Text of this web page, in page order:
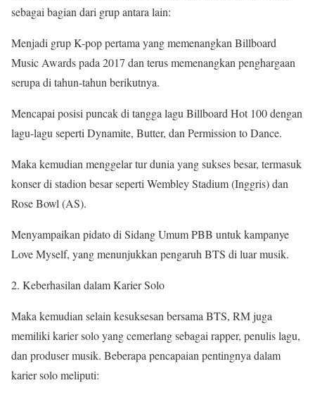
sebagai bagian dari grup antara lain:
Menjadi grup K-pop pertama yang memenangkan Billboard
Music Awards pada 2017 dan terus memenangkan penghargaan
serupa di tahun-tahun berikutnya.
Mencapai posisi puncak di tangga lagu Billboard Hot 100 dengan
lagu-lagu seperti Dynamite, Butter, dan Permission to Dance.
Maka kemudian menggelar tur dunia yang sukses besar, termasuk
konser di stadion besar seperti Wembley Stadium (Inggris) dan
Rose Bowl (AS).
Menyampaikan pidato di Sidang Umum PBB untuk kampanye
Love Myself, yang menunjukkan pengaruh BTS di luar musik.
Keberhasilan dalam Karier Solo
Maka kemudian selain kesuksesan bersama BTS, RM juga
memiliki karier solo yang cemerlang sebagai rapper, penulis lagu,
dan produser musik. Beberapa pencapaian pentingnya dalam
karier solo meliputi: